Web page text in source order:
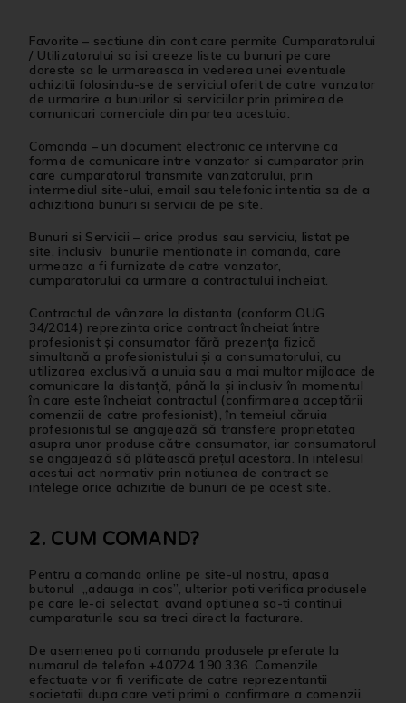
Favorite – sectiune din cont care permite Cumparatorului
/ Utilizatorului sa isi creeze liste cu bunuri pe care
doreste sa le urmareasca in vederea unei eventuale
achizitii folosindu-se de serviciul oferit de catre vanzator
de urmarire a bunurilor si serviciilor prin primirea de
comunicari comerciale din partea acestuia.
Comanda – un document electronic ce intervine ca
forma de comunicare intre vanzator si cumparator prin
care cumparatorul transmite vanzatorului, prin
intermediul site-ului, email sau telefonic intentia sa de a
achizitiona bunuri si servicii de pe site.
Bunuri si Servicii – orice produs sau serviciu, listat pe
site, inclusiv bunurile mentionate in comanda, care
urmeaza a fi furnizate de catre vanzator,
cumparatorului ca urmare a contractului incheiat.
Contractul de vânzare la distanta (conform OUG
34/2014) reprezinta orice contract încheiat între
profesionist şi consumator fără prezenţa fizică
simultană a profesionistului şi a consumatorului, cu
utilizarea exclusivă a unuia sau a mai multor mijloace de
comunicare la distanţă, până la şi inclusiv în momentul
în care este încheiat contractul (confirmarea acceptării
comenzii de catre profesionist), în temeiul căruia
profesionistul se angajează să transfere proprietatea
asupra unor produse către consumator, iar consumatorul
se angajează să plătească preţul acestora. In intelesul
acestui act normativ prin notiunea de contract se
intelege orice achizitie de bunuri de pe acest site.
2. CUM COMAND?
Pentru a comanda online pe site-ul nostru, apasa
butonul „adauga in cos”, ulterior poti verifica produsele
pe care le-ai selectat, avand optiunea sa-ti continui
cumparaturile sau sa treci direct la facturare.
De asemenea poti comanda produsele preferate la
numarul de telefon +40724 190 336. Comenzile
efectuate vor fi verificate de catre reprezentantii
societatii dupa care veti primi o confirmare a comenzii.